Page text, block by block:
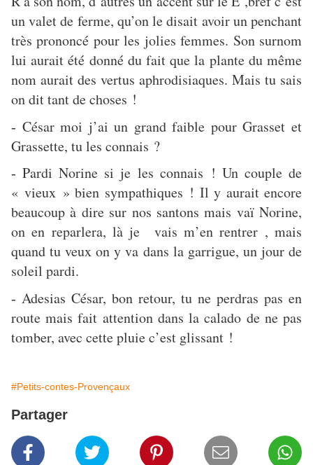
un valet de ferme, qu’on le disait avoir un penchant
très prononcé pour les jolies femmes. Son surnom
lui aurait été donné du fait que la plante du même
nom aurait des vertus aphrodisiaques. Mais tu sais
on dit tant de choses !
- César moi j’ai un grand faible pour Grasset et
Grassette, tu les connais ?
- Pardi Norine si je les connais ! Un couple de
« vieux » bien sympathiques ! Il y aurait encore
beaucoup à dire sur nos santons mais vaï Norine,
on en reparlera, là je vais m’en rentrer , mais
quand tu veux on y va dans la garrigue, un jour de
soleil pardi.
- Adesias César, bon retour, tu ne perdras pas en
route mais fait attention dans la calado de ne pas
tomber, avec cette pluie c’est glissant !
#Petits-contes-Provençaux
Partager